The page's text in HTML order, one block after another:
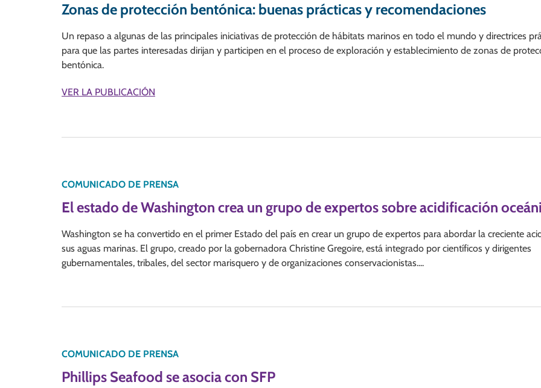
Zonas de protección bentónica: buenas prácticas y recomendaciones
Un repaso a algunas de las principales iniciativas de protección de hábitats marinos en todo el mundo y directrices
para que las partes interesadas dirijan y participen en el proceso de exploración y establecimiento de zonas de
bentónica.
VER LA PUBLICACIÓN
COMUNICADO DE PRENSA
El estado de Washington crea un grupo de expertos sobre acidificación
Washington se ha convertido en el primer Estado del país en crear un grupo de expertos para abordar la creciente
sus aguas marinas. El grupo, creado por la gobernadora Christine Gregoire, está integrado por científicos y dirigentes
gubernamentales, tribales, del sector marisquero y de organizaciones conservacionistas....
COMUNICADO DE PRENSA
Phillips Seafood se asocia con SFP